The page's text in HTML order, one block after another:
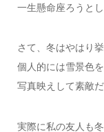
一生懸命座ろうと
さて、冬はやはり
個人的には雪景色
写真映えして素敵
実際に私の友人も